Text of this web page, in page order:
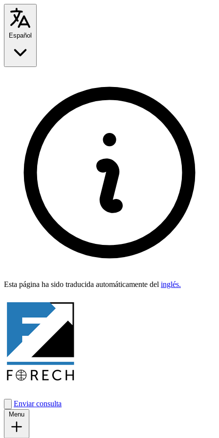
Esta pági­na ha sido tra­duci­da automáti­ca­mente del inglés.
Enviar consulta